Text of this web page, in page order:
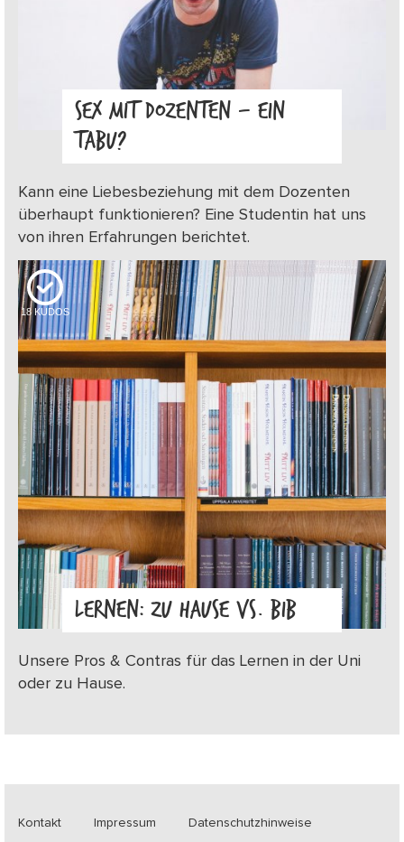
SEX MIT DOZENTEN – EIN
TABU?
Kann eine Liebesbeziehung mit dem Dozenten
überhaupt funktionieren? Eine Studentin hat uns
von ihren Erfahrungen berichtet.
18 KUDOS
LERNEN: ZU HAUSE VS. BIB
Unsere Pros & Contras für das Lernen in der Uni
oder zu Hause.
Kontakt Impressum Datenschutzhinweise